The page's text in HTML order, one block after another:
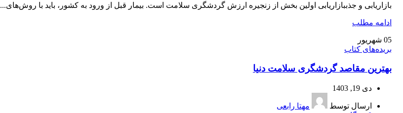
بازاریابی و جذببازاریابی اولین بخش از زنجیره ارزش گردشگری سلامت است. بیمار قبل از ورود به کشور، باید با روش‌های...
ادامه مطلب
05 شهریور
بریده‌های کتاب
بهترین مقاصد گردشگری سلامت دنیا
دی 19, 1403
ارسال توسط
مهتا رابعی